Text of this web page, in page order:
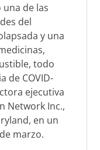
de las
del
y una
todo
de COVID-
ejecutiva
Network Inc.,
en un
marzo.